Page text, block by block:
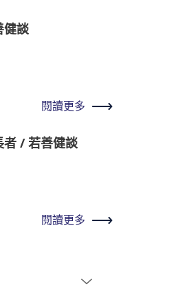
健談
閱讀更多
/ 若善健談
閱讀更多